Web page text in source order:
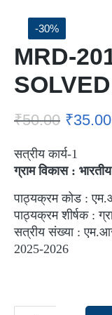
-30%
MRD-
₹50.00 ₹35.00
सत्रीय कार्य-1
ग्राम विकास :
पाठ्यक्रम कोड :
पाठ्यक्रम शीर्षक :
सत्रीय संख्या :
2025-2026